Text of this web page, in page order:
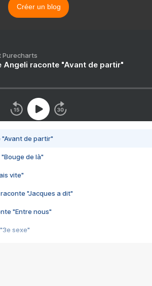
Créer un blog
Purecharts
Angeli raconte "Avant de partir"
"Avant de partir"
"Bouge de là"
vite"
"Jacques a dit"
"Entre nous"
sexe"